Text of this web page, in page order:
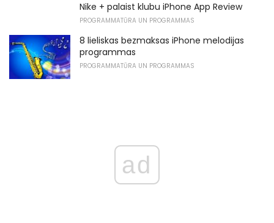
Nike + palaist klubu iPhone App Review
PROGRAMMATŪRA UN PROGRAMMAS
8 lieliskas bezmaksas iPhone melodijas
programmas
PROGRAMMATŪRA UN PROGRAMMAS
ad